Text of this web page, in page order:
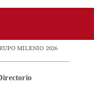
MILENIO 2026